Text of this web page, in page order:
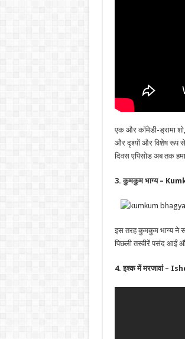
एक और कॉमेडी-ड्रामा
और दृश्यों और विशेष रूप से
दिवस एपिसोड अब तक
3. कुमकुम भाग्य –
इस तरह कुमकुम भाग्य ने
पिछली तस्वीरें पसंद आईं
4. इश्क में मरजावां –